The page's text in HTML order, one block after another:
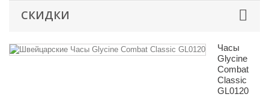
СКИДКИ
Часы
Glycine
Combat
Classic
GL0120